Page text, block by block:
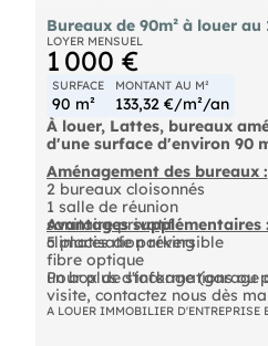
- Responsable)
- Sete
- Pour plus d'informations,
secrétariat au
Bureaux de 90m² à louer
LOYER MENSUEL
1 000 €
SURFACE
90 m²
MONTANT AU M²
133,32 €/m²/an
À louer, Lattes, bureaux
d'une surface d'environ 90
Aménagement des bureaux :
2 bureaux cloisonnés
1 salle de réunion
sanitaire privatif
5 places de parking
Avantages supplémentaires :
climatisation réversible
fibre optique
un box de stockage (garage
Pour plus d'informations ou
visite, contactez nous dès
A LOUER IMMOBILIER D'ENTREPRISE